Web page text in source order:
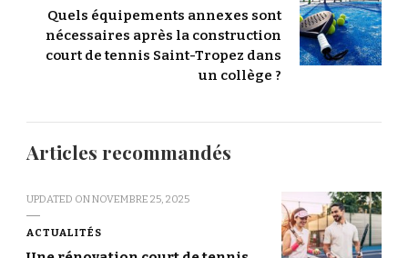
Quels équipements annexes sont
nécessaires après la construction
court de tennis Saint-Tropez dans
un collège ?
Articles recommandés
UPDATED ONNOVEMBRE 25, 2025
ACTUALITÉS